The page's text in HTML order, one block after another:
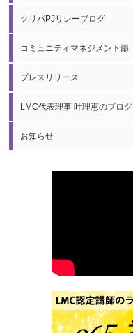
クリパPJリレーブログ
コミュニティマネジメント部
プレスリリース
LMC代表理事 叶理恵のブログ
お知らせ